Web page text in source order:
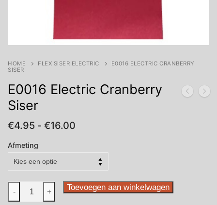
HOME FLEX SISER ELECTRIC
E0016 ELECTRIC CRANBERRY
SISER
E0016 Electric Cranberry
Siser
€4.95 - €16.00
Afmeting
Electric
- + Toevoegen aan winkelwagen